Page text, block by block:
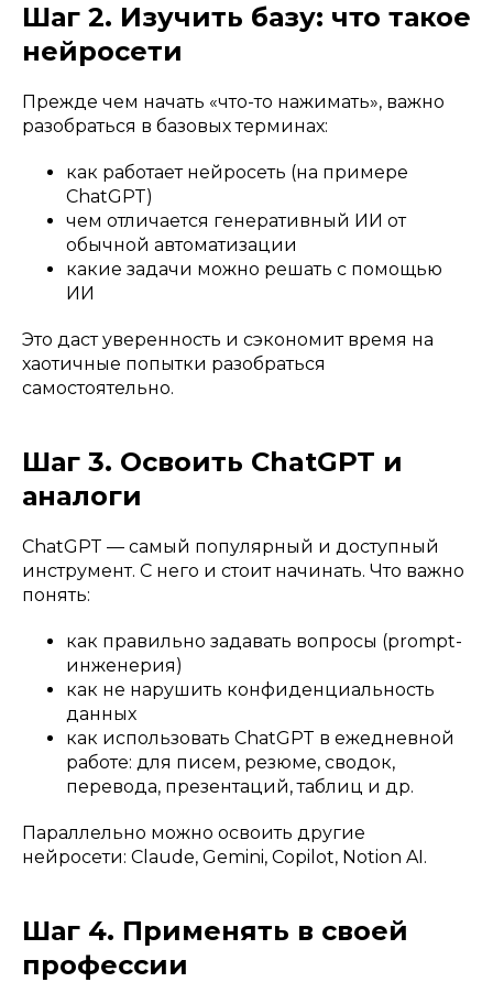
Шаг 2. Изучить базу: что такое
нейросети
Прежде чем начать «что-то нажимать», важно
разобраться в базовых терминах:
как работает нейросеть (на примере
ChatGPT)
чем отличается генеративный ИИ от
обычной автоматизации
какие задачи можно решать с помощью
ИИ
Это даст уверенность и сэкономит время на
хаотичные попытки разобраться
самостоятельно.
Шаг 3. Освоить ChatGPT и
аналоги
ChatGPT — самый популярный и доступный
инструмент. С него и стоит начинать. Что важно
понять:
как правильно задавать вопросы (prompt-
инженерия)
как не нарушить конфиденциальность
данных
как использовать ChatGPT в ежедневной
работе: для писем, резюме, сводок,
перевода, презентаций, таблиц и др.
Параллельно можно освоить другие
нейросети: Claude, Gemini, Copilot, Notion AI.
Шаг 4. Применять в своей
профессии